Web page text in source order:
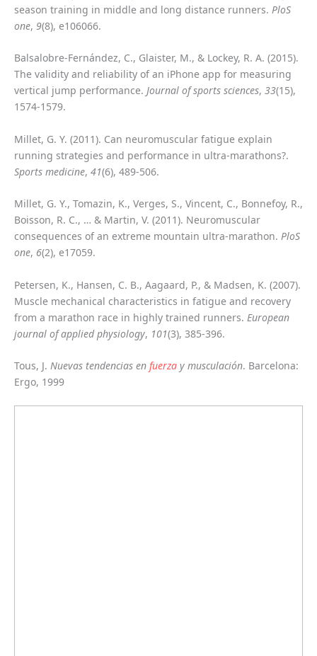
season training in middle and long distance runners. PloS
one, 9(8), e106066.
Balsalobre-Fernández, C., Glaister, M., & Lockey, R. A. (2015).
The validity and reliability of an iPhone app for measuring
vertical jump performance. Journal of sports sciences, 33(15),
1574-1579.
Millet, G. Y. (2011). Can neuromuscular fatigue explain
running strategies and performance in ultra-marathons?.
Sports medicine, 41(6), 489-506.
Millet, G. Y., Tomazin, K., Verges, S., Vincent, C., Bonnefoy, R.,
Boisson, R. C., … & Martin, V. (2011). Neuromuscular
consequences of an extreme mountain ultra-marathon. PloS
one, 6(2), e17059.
Petersen, K., Hansen, C. B., Aagaard, P., & Madsen, K. (2007).
Muscle mechanical characteristics in fatigue and recovery
from a marathon race in highly trained runners. European
journal of applied physiology, 101(3), 385-396.
Tous, J. Nuevas tendencias en fuerza y musculación. Barcelona:
Ergo, 1999